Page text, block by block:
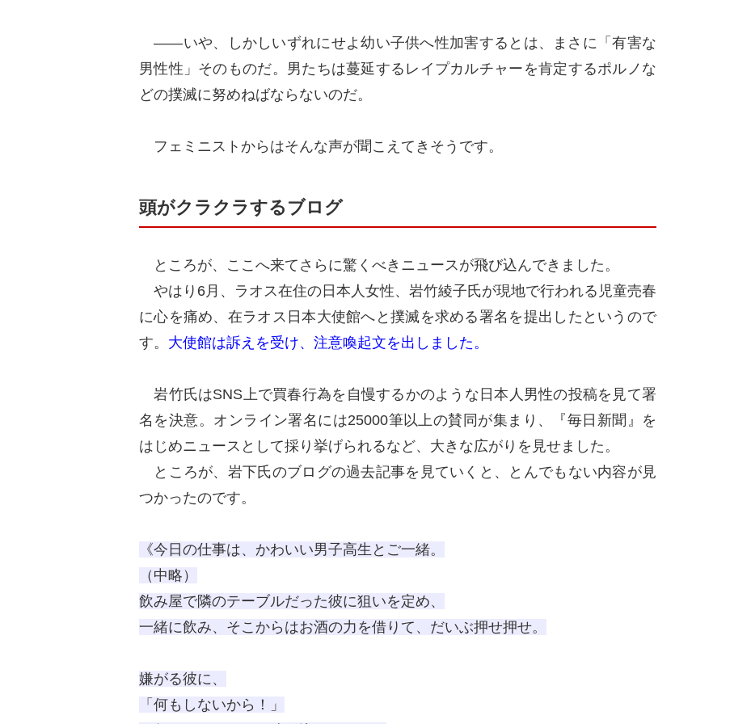
――いや、しかしいずれにせよ幼い子供へ性加害するとは、まさに「有害な
男性性」そのものだ。男たちは蔓延するレイプカルチャーを肯定するポルノな
どの撲滅に努めねばならないのだ。
フェミニストからはそんな声が聞こえてきそうです。
頭がクラクラするブログ
ところが、ここへ来てさらに驚くべきニュースが飛び込んできました。
やはり6月、ラオス在住の日本人女性、岩竹綾子氏が現地で行われる児童売春
に心を痛め、在ラオス日本大使館へと撲滅を求める署名を提出したというので
す。 大使館は訴えを受け、注意喚起文を出しました。
岩竹氏はSNS上で買春行為を自慢するかのような日本人男性の投稿を見て署
名を決意。オンライン署名には25000筆以上の賛同が集まり、『毎日新聞』を
はじめニュースとして採り挙げられるなど、大きな広がりを見せました。
ところが、岩下氏のブログの過去記事を見ていくと、とんでもない内容が見
つかったのです。
《今日の仕事は、かわいい男子高生とご一緒。
（中略）
飲み屋で隣のテーブルだった彼に狙いを定め、
一緒に飲み、そこからはお酒の力を借りて、だいぶ押せ押せ。
嫌がる彼に、
「何もしないから！」